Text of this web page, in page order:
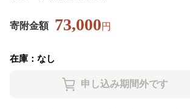
寄附金額 73,000円
在庫：なし